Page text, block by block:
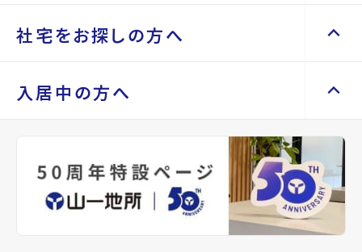
エリアから探す
路線から探す
事業用・投資用を探す keyboard_arrow_right
space_dashboard train
路線から探す
空き家サポートサービス keyboard_arrow_right
空き地サポートサービス
買い取りサービス
keyboard_arrow_right
不動産に投資したい
keyboard_arrow_right
Renotta（リノッタ）
keyboard_arrow_right
会社案内 keyboard_arrow_right
会社概要・沿革
keyboard_arrow_right
keyboard_arrow_right
パーパス
keyboard_arrow_right
CM紹介
keyboard_arrow_right
採用情報
社宅をお探しの方へ keyboard_arrow_up
社宅をお探しの方へ keyboard_arrow_right
keyboard_arrow_right
レンタルオフィス
keyboard_arrow_right
貸会議室
keyboard_arrow_right
入居中の方へ keyboard_arrow_up
keyboard_arrow_right
退去される方へ keyboard_arrow_right
※準備中 住まいのしおり（PDF）
arrow_forward
おすすめ情報
Recommends
山一地所 チャンネ
arrow_forward